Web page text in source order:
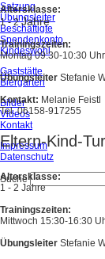
Satzung
Übungsleiter
Beschäftigte
Spendenkonto
Kindeswohl
Gaststätte
Biergarten
Bilder
Videos
Kontakt
Impressum
Datenschutz
Suche
Altersklasse:
1 - 2Jahre
Trainingszeiten:
Montag 09:30-10:30
Übungsleiter Stefanie
Kontakt: Melanie Feistl
Tel. 06158-917255
Eltern-Kind-
Altersklasse:
1 - 2 Jahre
Trainingszeiten:
Mittwoch 15:30-16:30
Übungsleiter Stefanie